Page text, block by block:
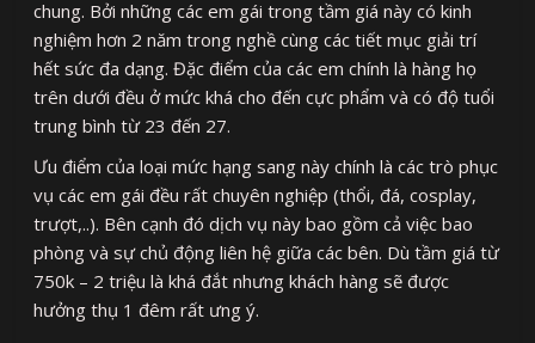
chung. Bởi những các em gái trong tầm giá này có kinh
nghiệm hơn 2 năm trong nghề cùng các tiết mục giải trí
hết sức đa dạng. Đặc điểm của các em chính là hàng họ
trên dưới đều ở mức khá cho đến cực phẩm và có độ tuổi
trung bình từ 23 đến 27.
Ưu điểm của loại mức hạng sang này chính là các trò phục
vụ các em gái đều rất chuyên nghiệp (thổi, đá, cosplay,
trượt,..). Bên cạnh đó dịch vụ này bao gồm cả việc bao
phòng và sự chủ động liên hệ giữa các bên. Dù tầm giá từ
750k – 2 triệu là khá đắt nhưng khách hàng sẽ được
hưởng thụ 1 đêm rất ưng ý.